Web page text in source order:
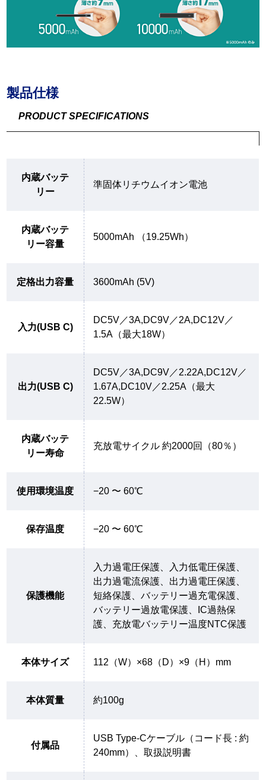
製品仕様
PRODUCT SPECIFICATIONS
内蔵バッテ
リー
準固体リチウムイオン電池
内蔵バッテ
リー容量
5000mAh （19.25Wh）
定格出力容量 3600mAh (5V)
入力(USB C)
DC5V／3A,DC9V／2A,DC12V／
1.5A（最大18W）
出力(USB C)
DC5V／3A,DC9V／2.22A,DC12V／
1.67A,DC10V／2.25A（最大
22.5W）
内蔵バッテ
リー寿命
充放電サイクル 約2000回（80％）
使用環境温度 −20 〜 60℃
保存温度 −20 〜 60℃
保護機能
入力過電圧保護、入力低電圧保護、
出力過電流保護、出力過電圧保護、
短絡保護、バッテリー過充電保護、
バッテリー過放電保護、IC過熱保
護、充放電バッテリー温度NTC保護
本体サイズ 112（W）×68（D）×9（H）mm
本体質量 約100g
付属品
USB Type-Cケーブル（コード長 : 約
240mm）、取扱説明書